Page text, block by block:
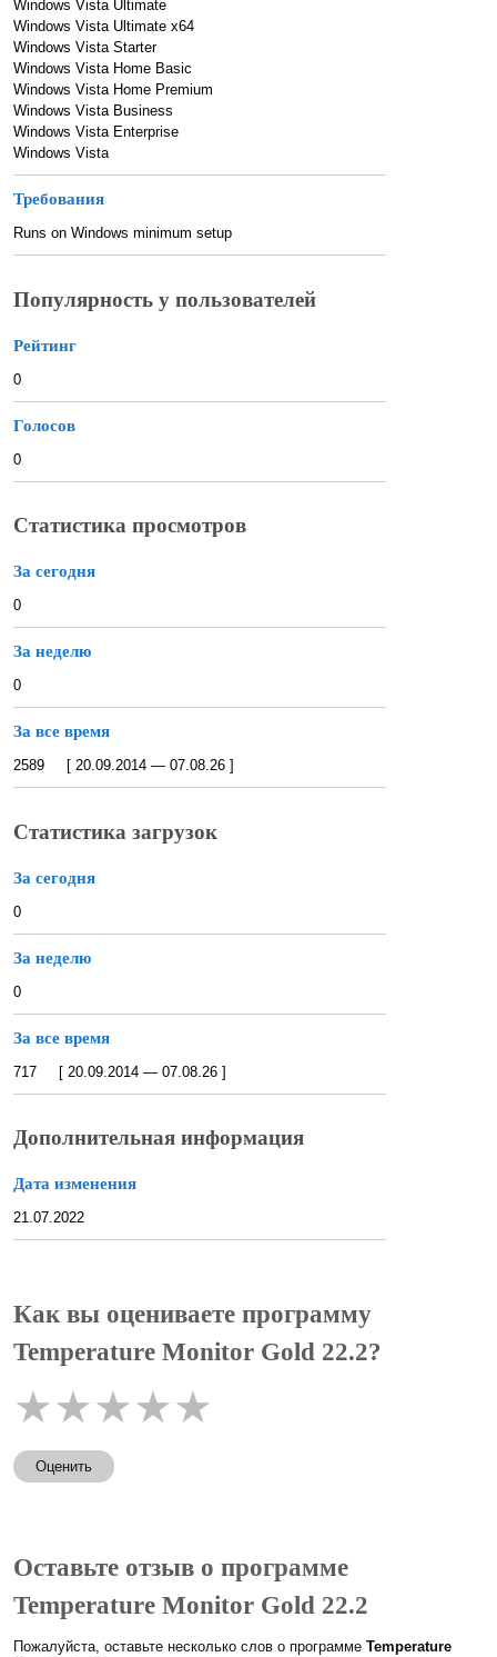
Windows Vista Ultimate
Windows Vista Ultimate x64
Windows Vista Starter
Windows Vista Home Basic
Windows Vista Home Premium
Windows Vista Business
Windows Vista Enterprise
Windows Vista
Требования
Runs on Windows minimum setup
Популярность у пользователей
Рейтинг
0
Голосов
0
Статистика просмотров
За сегодня
0
За неделю
0
За все время
2589 [ 20.09.2014 — 07.08.26 ]
Статистика загрузок
За сегодня
0
За неделю
0
За все время
717 [ 20.09.2014 — 07.08.26 ]
Дополнительная информация
Дата изменения
21.07.2022
Как вы оцениваете программу
Temperature Monitor Gold 22.2?
★★★★★
Оценить
Оставьте отзыв о программе
Temperature Monitor Gold 22.2
Пожалуйста, оставьте несколько слов о программе Temperature